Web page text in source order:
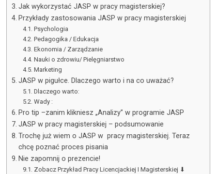
Jak wykorzystać JASP w pracy magisterskiej?
Przykłady zastosowania JASP w pracy magisterskiej
Psychologia
Pedagogika / Edukacja
Ekonomia / Zarządzanie
Nauki o zdrowiu/ Pielęgniarstwo
Marketing
JASP w pigułce. Dlaczego warto i na co uważać?
Dlaczego warto:
Wady :
Pro tip –zanim klikniesz „Analizy” w programie JASP
JASP w pracy magisterskiej – podsumowanie
Trochę już wiem o JASP w pracy magisterskiej. Teraz
chcę poznać proces pisania
Nie zapomnij o prezencie!
Zobacz Przykład Pracy Licencjackiej I Magisterskiej ⬇